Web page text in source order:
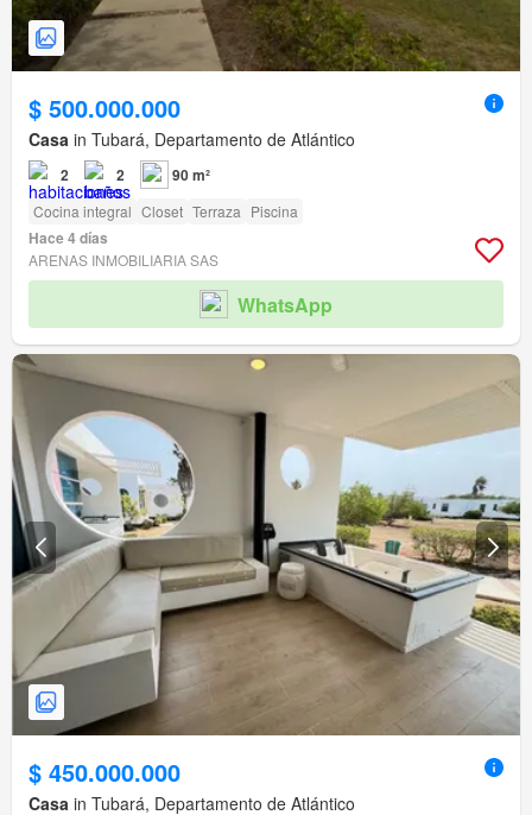
$ 500.000.000
Casa in Tubará, Departamento de Atlántico
2 2 90 m²
Cocina integral Closet Terraza Piscina
Hace 4 días
ARENAS INMOBILIARIA SAS
WhatsApp
$ 450.000.000
Casa in Tubará, Departamento de Atlántico